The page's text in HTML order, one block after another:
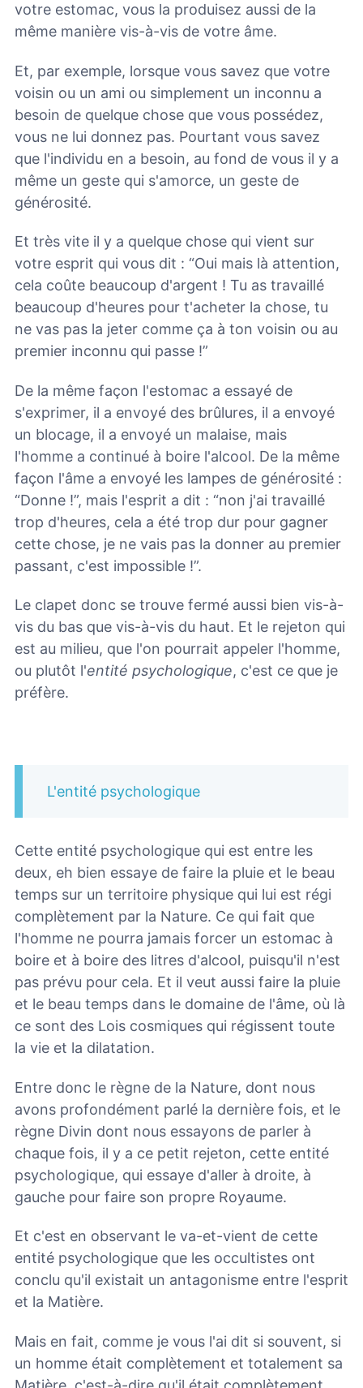
votre estomac, vous la produisez aussi de la
même manière vis-à-vis de votre âme.
Et, par exemple, lorsque vous savez que votre
voisin ou un ami ou simplement un inconnu a
besoin de quelque chose que vous possédez,
vous ne lui donnez pas. Pourtant vous savez
que l'individu en a besoin, au fond de vous il y a
même un geste qui s'amorce, un geste de
générosité.
Et très vite il y a quelque chose qui vient sur
votre esprit qui vous dit : “Oui mais là attention,
cela coûte beaucoup d'argent ! Tu as travaillé
beaucoup d'heures pour t'acheter la chose, tu
ne vas pas la jeter comme ça à ton voisin ou au
premier inconnu qui passe !”
De la même façon l'estomac a essayé de
s'exprimer, il a envoyé des brûlures, il a envoyé
un blocage, il a envoyé un malaise, mais
l'homme a continué à boire l'alcool. De la même
façon l'âme a envoyé les lampes de générosité :
“Donne !”, mais l'esprit a dit : “non j'ai travaillé
trop d'heures, cela a été trop dur pour gagner
cette chose, je ne vais pas la donner au premier
passant, c'est impossible !”.
Le clapet donc se trouve fermé aussi bien vis-à-
vis du bas que vis-à-vis du haut. Et le rejeton qui
est au milieu, que l'on pourrait appeler l'homme,
ou plutôt l'entité psychologique, c'est ce que je
préfère.
L'entité psychologique
Cette entité psychologique qui est entre les
deux, eh bien essaye de faire la pluie et le beau
temps sur un territoire physique qui lui est régi
complètement par la Nature. Ce qui fait que
l'homme ne pourra jamais forcer un estomac à
boire et à boire des litres d'alcool, puisqu'il n'est
pas prévu pour cela. Et il veut aussi faire la pluie
et le beau temps dans le domaine de l'âme, où là
ce sont des Lois cosmiques qui régissent toute
la vie et la dilatation.
Entre donc le règne de la Nature, dont nous
avons profondément parlé la dernière fois, et le
règne Divin dont nous essayons de parler à
chaque fois, il y a ce petit rejeton, cette entité
psychologique, qui essaye d'aller à droite, à
gauche pour faire son propre Royaume.
Et c'est en observant le va-et-vient de cette
entité psychologique que les occultistes ont
conclu qu'il existait un antagonisme entre l'esprit
et la Matière.
Mais en fait, comme je vous l'ai dit si souvent, si
un homme était complètement et totalement sa